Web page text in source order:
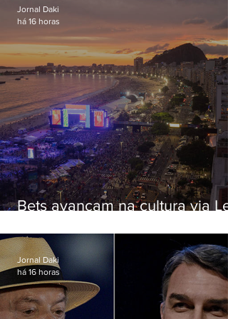
Bets avançam na cultura via Lei
artistas
Jornal Daki
há 16 horas
Jornal Daki
há 16 horas